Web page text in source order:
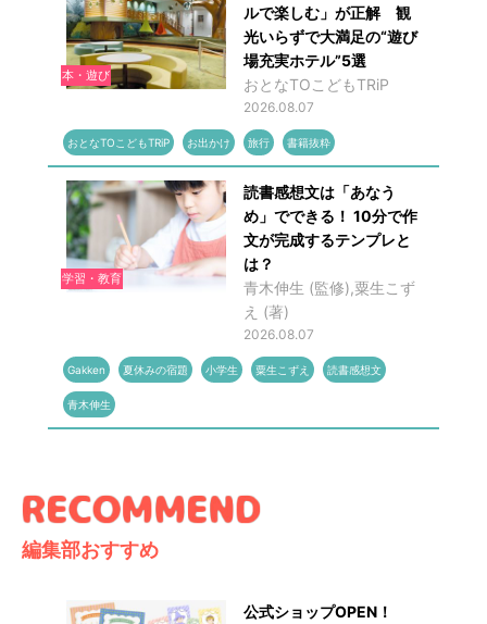
本・遊び
ルで楽しむ」が正解 観
光いらずで大満足の“遊び
場充実ホテル”5選
おとなTOこどもTRiP
2026.08.07
おとなTOこどもTRiP お出かけ 旅行 書籍抜粋
学習・教育
読書感想文は「あなう
め」でできる！ 10分で作
文が完成するテンプレと
は？
青木伸生 (監修),粟生こず
え (著)
2026.08.07
Gakken 夏休みの宿題 小学生 粟生こずえ 読書感想文
青木伸生
編集部おすすめ
公式ショップOPEN！